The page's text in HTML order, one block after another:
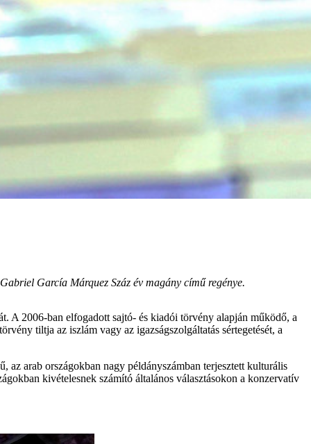
García Márquez Száz év magány című regénye.
A 2006-ban elfogadott sajtó- és kiadói törvény alapján működő, a
tiltja az iszlám vagy az igazságszolgáltatás sértegetését, a
arab országokban nagy példányszámban terjesztett kulturális
kivételesnek számító általános választásokon a konzervatív